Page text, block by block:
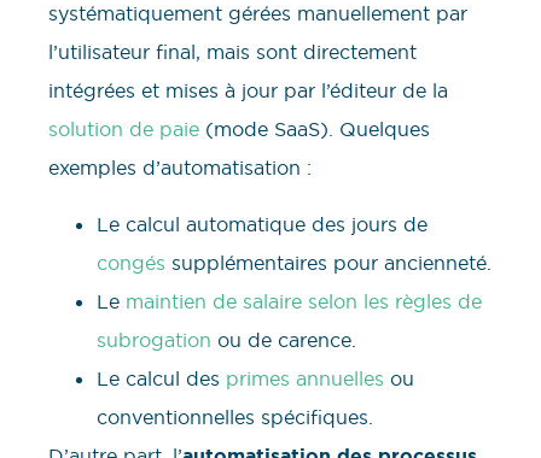
systématiquement gérées manuellement par
l’utilisateur final, mais sont directement
intégrées et mises à jour par l’éditeur de la
solution de paie (mode SaaS). Quelques
exemples d’automatisation :
Le calcul automatique des jours de
congés supplémentaires pour ancienneté.
Le maintien de salaire selon les règles de
subrogation ou de carence.
Le calcul des primes annuelles ou
conventionnelles spécifiques.